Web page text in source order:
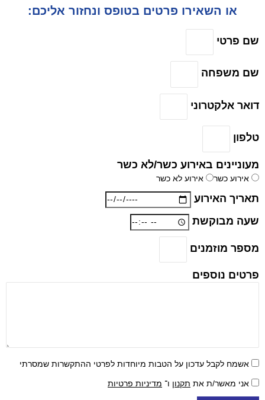
או השאירו פרטים בטופס ונחזור אליכם:
פרטי
משפחה
אלקטרוני
באירוע כשר/לא כשר
כשר אירוע לא כשר
האירוע
מבוקשת
מוזמנים
נוספים
לקבל עדכון על הטבות מיוחדות לפרטי ההתקשרות שמסרתי
מאשר/ת אתתקנוןו־מדיניות פרטיות